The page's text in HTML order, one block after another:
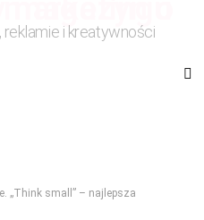
i kreatywności
„Think small” – najlepsza